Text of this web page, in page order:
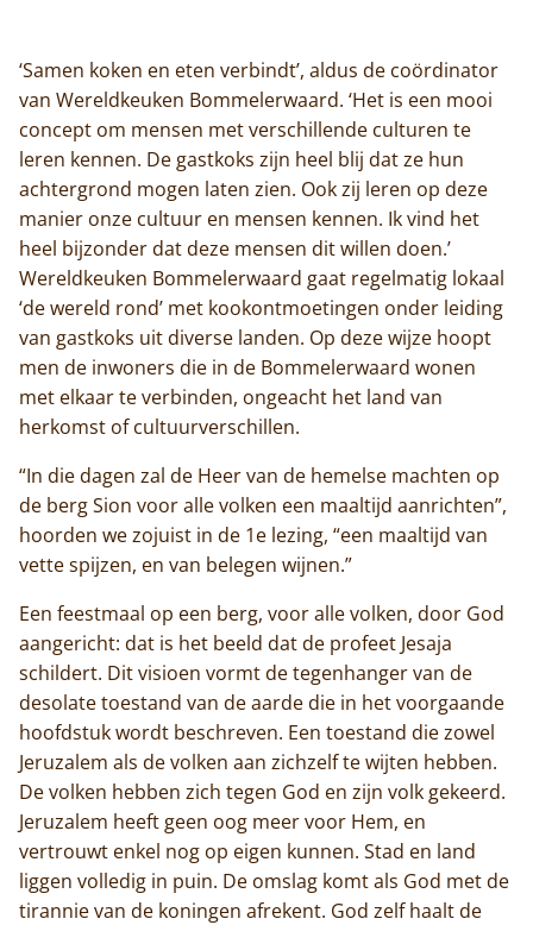
‘Samen koken en eten verbindt’, aldus de coördinator
van Wereldkeuken Bommelerwaard. ‘Het is een mooi
concept om mensen met verschillende culturen te
leren kennen. De gastkoks zijn heel blij dat ze hun
achtergrond mogen laten zien. Ook zij leren op deze
manier onze cultuur en mensen kennen. Ik vind het
heel bijzonder dat deze mensen dit willen doen.’
Wereldkeuken Bommelerwaard gaat regelmatig lokaal
‘de wereld rond’ met kookontmoetingen onder leiding
van gastkoks uit diverse landen. Op deze wijze hoopt
men de inwoners die in de Bommelerwaard wonen
met elkaar te verbinden, ongeacht het land van
herkomst of cultuurverschillen.
“In die dagen zal de Heer van de hemelse machten op
de berg Sion voor alle volken een maaltijd aanrichten”,
hoorden we zojuist in de 1e lezing, “een maaltijd van
vette spijzen, en van belegen wijnen.”
Een feestmaal op een berg, voor alle volken, door God
aangericht: dat is het beeld dat de profeet Jesaja
schildert. Dit visioen vormt de tegenhanger van de
desolate toestand van de aarde die in het voorgaande
hoofdstuk wordt beschreven. Een toestand die zowel
Jeruzalem als de volken aan zichzelf te wijten hebben.
De volken hebben zich tegen God en zijn volk gekeerd.
Jeruzalem heeft geen oog meer voor Hem, en
vertrouwt enkel nog op eigen kunnen. Stad en land
liggen volledig in puin. De omslag komt als God met de
tirannie van de koningen afrekent. God zelf haalt de